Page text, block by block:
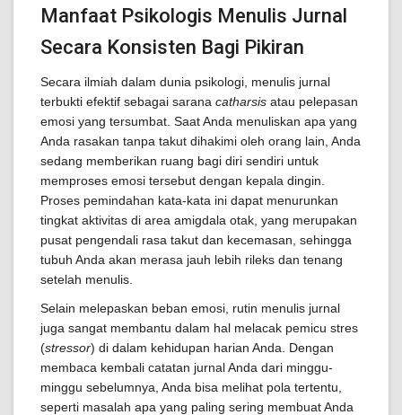
Manfaat Psikologis Menulis Jurnal
Secara Konsisten Bagi Pikiran
Secara ilmiah dalam dunia psikologi, menulis jurnal
terbukti efektif sebagai sarana catharsis atau pelepasan
emosi yang tersumbat. Saat Anda menuliskan apa yang
Anda rasakan tanpa takut dihakimi oleh orang lain, Anda
sedang memberikan ruang bagi diri sendiri untuk
memproses emosi tersebut dengan kepala dingin.
Proses pemindahan kata-kata ini dapat menurunkan
tingkat aktivitas di area amigdala otak, yang merupakan
pusat pengendali rasa takut dan kecemasan, sehingga
tubuh Anda akan merasa jauh lebih rileks dan tenang
setelah menulis.
Selain melepaskan beban emosi, rutin menulis jurnal
juga sangat membantu dalam hal melacak pemicu stres
(stressor) di dalam kehidupan harian Anda. Dengan
membaca kembali catatan jurnal Anda dari minggu-
minggu sebelumnya, Anda bisa melihat pola tertentu,
seperti masalah apa yang paling sering membuat Anda